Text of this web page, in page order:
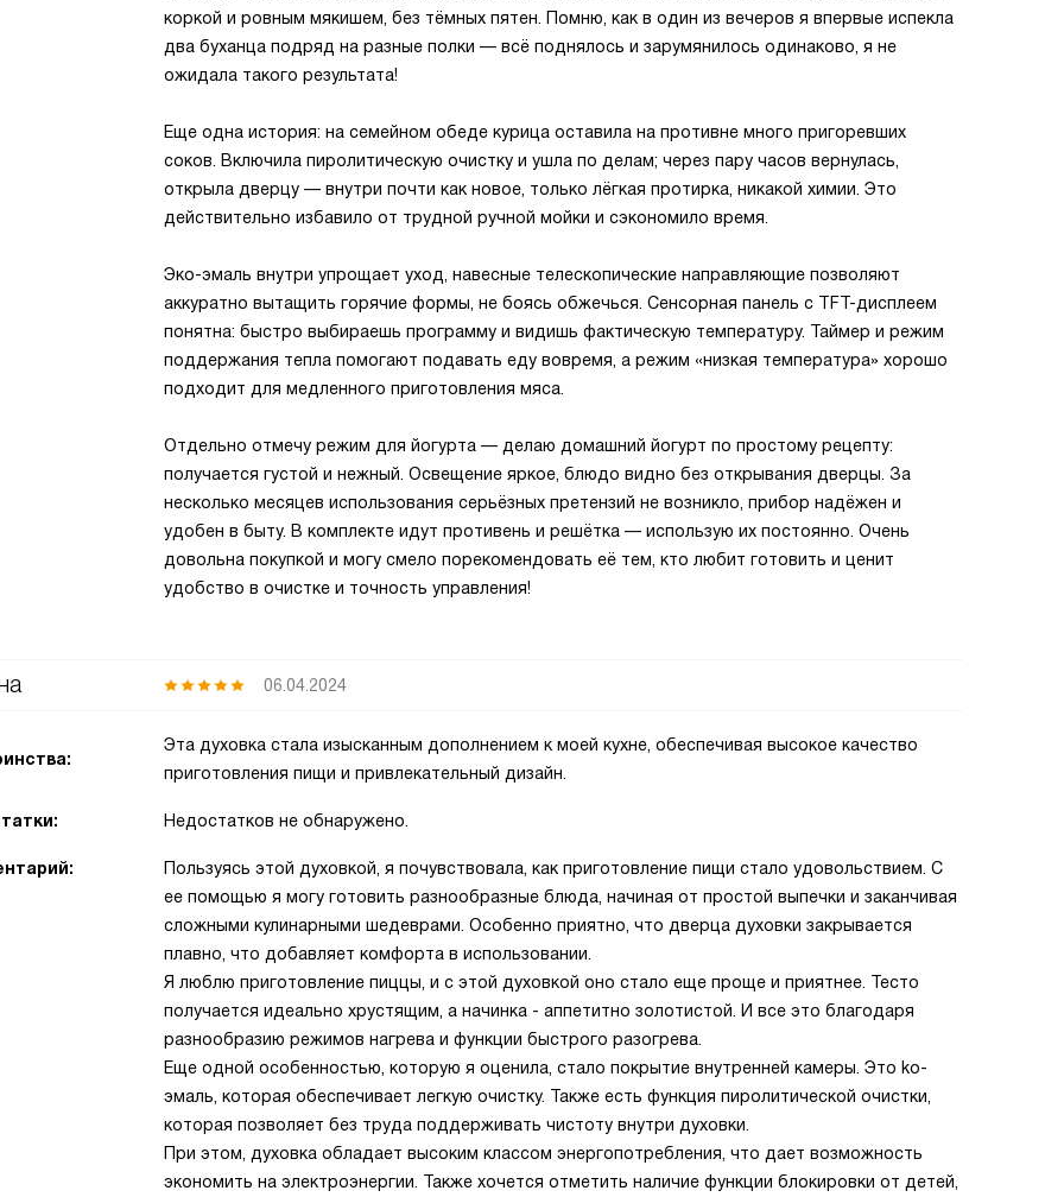
коркой и ровным мякишем, без тёмных пятен. Помню, как в один из вечеров я впервые испекла
два буханца подряд на разные полки — всё поднялось и зарумянилось одинаково, я не
ожидала такого результата!
Еще одна история: на семейном обеде курица оставила на противне много пригоревших
соков. Включила пиролитическую очистку и ушла по делам; через пару часов вернулась,
открыла дверцу — внутри почти как новое, только лёгкая протирка, никакой химии. Это
действительно избавило от трудной ручной мойки и сэкономило время.
Эко-эмаль внутри упрощает уход, навесные телескопические направляющие позволяют
аккуратно вытащить горячие формы, не боясь обжечься. Сенсорная панель с TFT-дисплеем
понятна: быстро выбираешь программу и видишь фактическую температуру. Таймер и режим
поддержания тепла помогают подавать еду вовремя, а режим «низкая температура» хорошо
подходит для медленного приготовления мяса.
Отдельно отмечу режим для йогурта — делаю домашний йогурт по простому рецепту:
получается густой и нежный. Освещение яркое, блюдо видно без открывания дверцы. За
несколько месяцев использования серьёзных претензий не возникло, прибор надёжен и
удобен в быту. В комплекте идут противень и решётка — использую их постоянно. Очень
довольна покупкой и могу смело порекомендовать её тем, кто любит готовить и ценит
удобство в очистке и точность управления!
06.04.2024
Эта духовка стала изысканным дополнением к моей кухне, обеспечивая высокое качество
приготовления пищи и привлекательный дизайн.
Недостатков не обнаружено.
Пользуясь этой духовкой, я почувствовала, как приготовление пищи стало удовольствием. С
ее помощью я могу готовить разнообразные блюда, начиная от простой выпечки и заканчивая
сложными кулинарными шедеврами. Особенно приятно, что дверца духовки закрывается
плавно, что добавляет комфорта в использовании.
Я люблю приготовление пиццы, и с этой духовкой оно стало еще проще и приятнее. Тесто
получается идеально хрустящим, а начинка - аппетитно золотистой. И все это благодаря
разнообразию режимов нагрева и функции быстрого разогрева.
Еще одной особенностью, которую я оценила, стало покрытие внутренней камеры. Это ko-
эмаль, которая обеспечивает легкую очистку. Также есть функция пиролитической очистки,
которая позволяет без труда поддерживать чистоту внутри духовки.
При этом, духовка обладает высоким классом энергопотребления, что дает возможность
экономить на электроэнергии. Также хочется отметить наличие функции блокировки от детей,